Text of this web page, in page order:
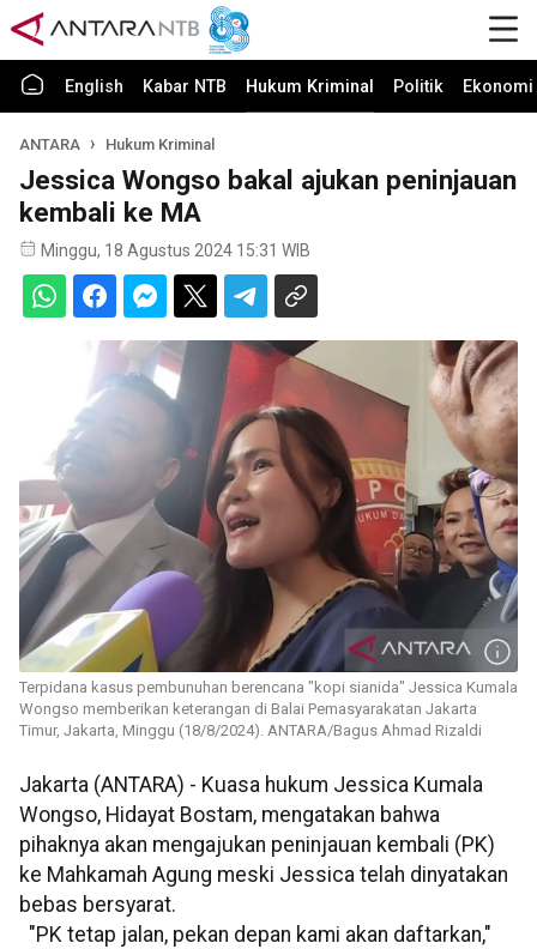
English Kabar NTB Hukum Kriminal Politik
ANTARA Hukum Kriminal
Jessica Wongso bakal ajukan peninjauan
kembali ke MA
Minggu, 18 Agustus 2024 15:31 WIB
Terpidana kasus pembunuhan berencana "kopi sianida" Jessica Kumala
Wongso memberikan keterangan di Balai Pemasyarakatan Jakarta
Timur, Jakarta, Minggu (18/8/2024). ANTARA/Bagus Ahmad Rizaldi
Jakarta (ANTARA) - Kuasa hukum Jessica Kumala
Wongso, Hidayat Bostam, mengatakan bahwa
pihaknya akan mengajukan peninjauan kembali (PK)
ke Mahkamah Agung meski Jessica telah dinyatakan
bebas bersyarat.
"PK tetap jalan, pekan depan kami akan daftarkan,"